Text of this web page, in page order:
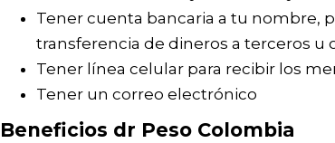
Tener cuenta bancaria a tu nombre,
transferencia de dineros a terceros u
Tener línea celular para recibir los
Tener un correo electrónico
Beneficios dr Peso Colombia